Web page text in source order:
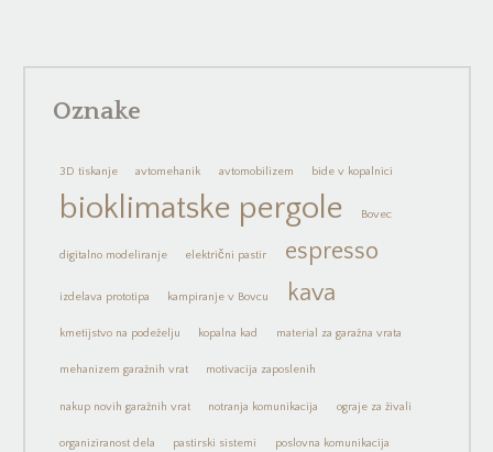
Oznake
3D tiskanje avtomehanik avtomobilizem bide v kopalnici
bioklimatske pergole Bovec
digitalno modeliranje električni pastir espresso
izdelava prototipa kampiranje v Bovcu kava
kmetijstvo na podeželju kopalna kad material za garažna vrata
mehanizem garažnih vrat motivacija zaposlenih
nakup novih garažnih vrat notranja komunikacija ograje za živali
organiziranost dela pastirski sistemi poslovna komunikacija